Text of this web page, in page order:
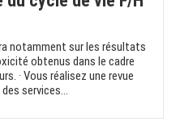
notamment sur les résultats
obtenus dans le cadre
· Vous réalisez une revue
services...